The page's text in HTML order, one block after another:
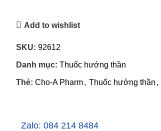
Add to wishlist
SKU: 92612
Danh mục: Thuốc hướng thần
Thẻ: Cho-A Pharm, Thuốc hướng thần ,
Zalo: 084 214 8484